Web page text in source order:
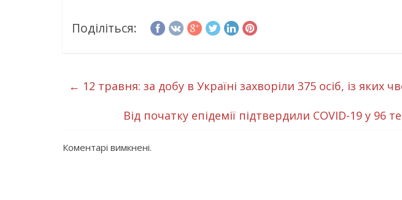
Поділіться:
← 12 травня: за добу в Україні захворіли 375 осіб, із яких
Від початку епідемії підтвердили COVID-19 у 96
Коментарі вимкнені.